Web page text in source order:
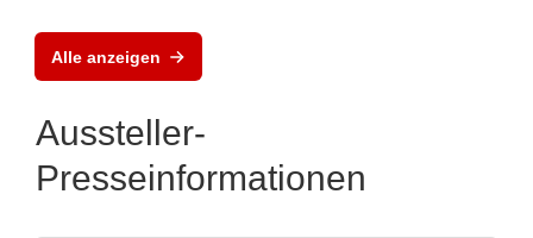
Alle anzeigen
Aussteller-
Presseinformationen